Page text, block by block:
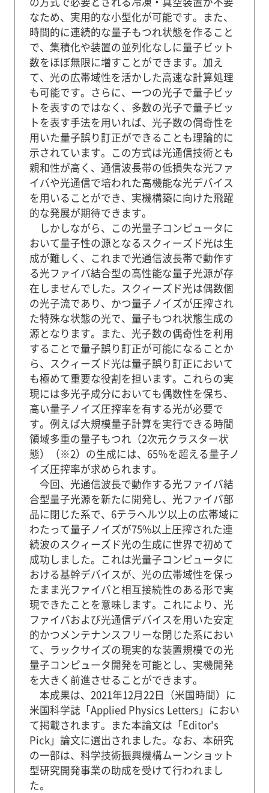
なため、実用的な小型化が可能です。また、
時間的に連続的な量子もつれ状態を作ること
で、集積化や装置の並列化なしに量子ビット
数をほぼ無限に増すことができます。加え
て、光の広帯域性を活かした高速な計算処理
も可能です。さらに、一つの光子で量子ビッ
トを表すのではなく、多数の光子で量子ビッ
トを表す手法を用いれば、光子数の偶奇性を
用いた量子誤り訂正ができることも理論的に
示されています。この方式は光通信技術とも
親和性が高く、通信波長帯の低損失な光ファ
イバや光通信で培われた高機能な光デバイス
を用いることができ、実機構築に向けた飛躍
的な発展が期待できます。
しかしながら、この光量子コンピュータに
おいて量子性の源となるスクィーズド光は生
成が難しく、これまで光通信波長帯で動作す
る光ファイバ結合型の高性能な量子光源が存
在しませんでした。スクィーズド光は偶数個
の光子流であり、かつ量子ノイズが圧搾され
た特殊な状態の光で、量子もつれ状態生成の
源となります。また、光子数の偶奇性を利用
することで量子誤り訂正が可能になることか
ら、スクィーズド光は量子誤り訂正において
も極めて重要な役割を担います。これらの実
現には多光子成分においても偶数性を保ち、
高い量子ノイズ圧搾率を有する光が必要で
す。例えば大規模量子計算を実行できる時間
領域多重の量子もつれ（2次元クラスター状
態）（※2）の生成には、65％を超える量子ノ
イズ圧搾率が求められます。
今回、光通信波長で動作する光ファイバ結
合型量子光源を新たに開発し、光ファイバ部
品に閉じた系で、6テラヘルツ以上の広帯域に
わたって量子ノイズが75%以上圧搾された連
続波のスクィーズド光の生成に世界で初めて
成功しました。これは光量子コンピュータに
おける基幹デバイスが、光の広帯域性を保っ
たまま光ファイバと相互接続性のある形で実
現できたことを意味します。これにより、光
ファイバおよび光通信デバイスを用いた安定
的かつメンテナンスフリーな閉じた系におい
て、ラックサイズの現実的な装置規模での光
量子コンピュータ開発を可能とし、実機開発
を大きく前進させることができます。
本成果は、2021年12月22日（米国時間）に
米国科学誌「Applied Physics Letters」におい
て掲載されます。また本論文は「Editor's
Pick」論文に選出されました。なお、本研究
の一部は、科学技術振興機構ムーンショット
型研究開発事業の助成を受けて行われまし
た。